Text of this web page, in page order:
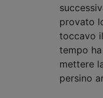
provato
toccavo
tempo
mettere
persino